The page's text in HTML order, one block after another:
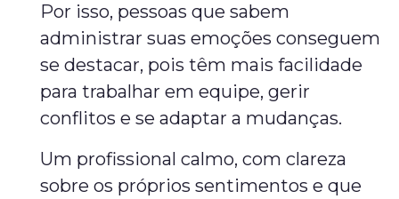
Por isso, pessoas que sabem
administrar suas emoções conseguem
se destacar, pois têm mais facilidade
para trabalhar em equipe, gerir
conflitos e se adaptar a mudanças.
Um profissional calmo, com clareza
sobre os próprios sentimentos e que